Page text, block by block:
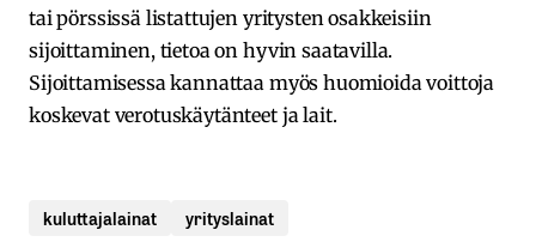
tai pörssissä listattujen yritysten osakkeisiin
sijoittaminen, tietoa on hyvin saatavilla.
Sijoittamisessa kannattaa myös huomioida voittoja
koskevat verotuskäytänteet ja lait.
kuluttajalainat yrityslainat